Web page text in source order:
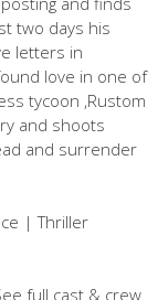
two days his
letters in
love in one of
tycoon ,Rustom
and shoots
and surrender
| Thriller
full cast & crew